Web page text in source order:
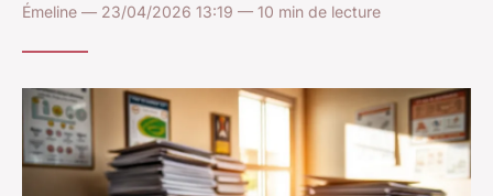
Émeline — 23/04/2026 13:19 — 10 min de lecture